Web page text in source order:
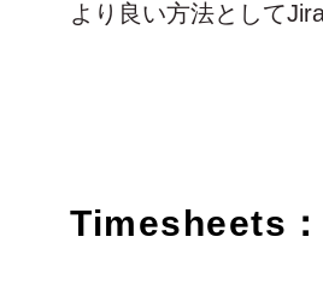
より良い方法として
Timesheets